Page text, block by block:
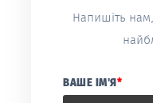
Напишіть
ВАШЕ ІМ'Я *